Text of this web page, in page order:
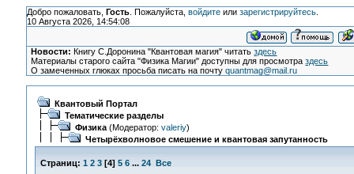
Добро пожаловать, Гость. Пожалуйста, войдитеили зарегистрируйтесь.
10 Августа 2026, 14:54:08
Новости: Книгу С.Доронина "Квантовая магия" читатьздесь
Материалы старого сайта "Физика Магии" доступны для просмотраздесь
О замеченных глюках просьба писать на почтуquantmag@mail.ru
Квантовый Портал
Тематические разделы
Физика(Модератор: valeriy)
Четырёхволновое смешение и квантовая запутанность
Страниц: 1 2 3[4] 5 6 ... 24 Все